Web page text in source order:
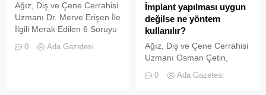
Ağız, Diş ve Çene Cerrahisi
Uzmanı Dr. Merve Erişen İle
İlgili Merak Edilen 6 Soruyu
cevapladı Diş implantının
çene kemiğine cerrahi
0 Ada Gazetesi
İmplant yapılması uygun
değilse ne yöntem
kullanılır?
Ağız, Diş ve Çene Cerrahisi
Uzmanı Osman Çetin,
yerleştirilebilmesi için
0 Ada Gazetesi